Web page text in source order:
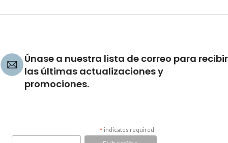
Únase a nuestra lista de correo para recibir
las últimas actualizaciones y
promociones.
* indicates required